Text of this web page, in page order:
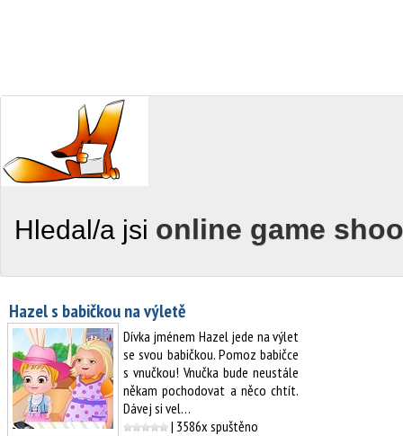
Hledal/a jsi online game
Hazel s babičkou na výletě
Dívka jménem Hazel jede na výlet
se svou babičkou. Pomoz babičce
s vnučkou! Vnučka bude neustále
někam pochodovat a něco chtít.
Dávej si vel…
| 3586x spuštěno